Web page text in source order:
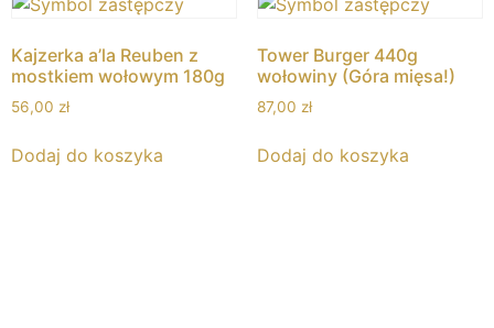
Kajzerka a’la Reuben z
mostkiem wołowym 180g
56,00 zł
Dodaj do koszyka
Tower Burger 440g
wołowiny (Góra mięsa!)
87,00 zł
Dodaj do koszyka